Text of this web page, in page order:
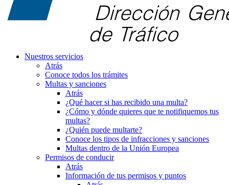
Nuestros servicios
Atrás
Conoce todos los trámites
Multas y sanciones
Atrás
¿Qué hacer si has recibido una multa?
¿Cómo y dónde quieres que te notifiquemos tus
multas?
¿Quién puede multarte?
Conoce los tipos de infracciones y sanciones
Multas dentro de la Unión Europea
Permisos de conducir
Atrás
Información de tus permisos y puntos